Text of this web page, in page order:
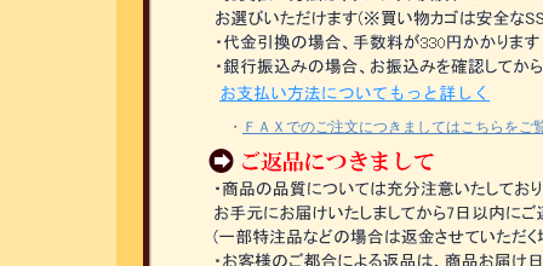
・ ＦＡＸでのご注文につきましてはこちらをご